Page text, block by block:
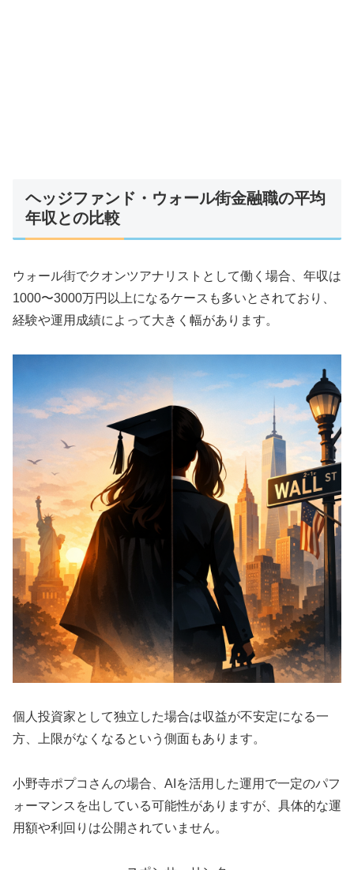
ヘッジファンド・ウォール街金融職の平均
年収との比較
ウォール街でクオンツアナリストとして働く場合、年収は
1000〜3000万円以上になるケースも多いとされており、
経験や運用成績によって大きく幅があります。
個人投資家として独立した場合は収益が不安定になる一
方、上限がなくなるという側面もあります。
小野寺ポプコさんの場合、AIを活用した運用で一定のパフ
ォーマンスを出している可能性がありますが、具体的な運
用額や利回りは公開されていません。